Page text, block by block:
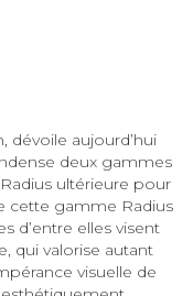
dévoile aujourd’hui
deux gammes
ultérieure pour
cette gamme Radius
d’entre elles visent
qui valorise autant
visuelle de